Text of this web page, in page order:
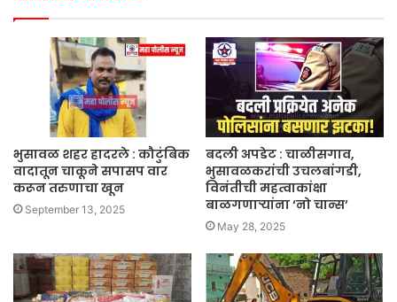
भुसावळ शहर हादरले : कौटुंबिक
वादातून चाकूने सपासप वार
करून तरुणाचा खून
September 13, 2025
बदली अपडेट : चाळीसगाव,
भुसावळकरांची उचलबांगडी,
विनंतीची महत्वाकांक्षा
बाळगणाऱ्यांना ‘नो चान्स’
May 28, 2025